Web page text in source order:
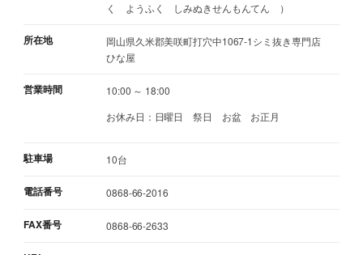
く ようふく しみぬきせんもんてん ）
所在地
岡山県久米郡美咲町打穴中1067-1シミ抜き専門店
ひな屋
営業時間
10:00 ～ 18:00
お休み日：日曜日 祭日 お盆 お正月
駐車場 10台
電話番号 0868-66-2016
FAX番号 0868-66-2633